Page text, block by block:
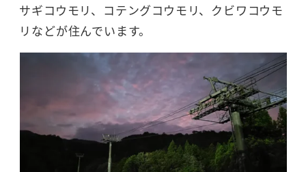
サギコウモリ、コテングコウモリ、クビワコウモ
リなどが住んでいます。